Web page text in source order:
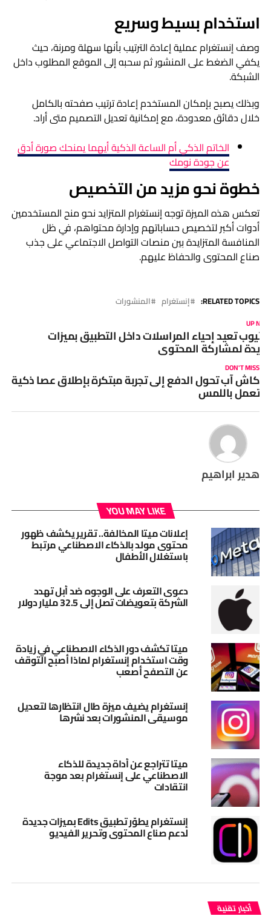
استخدام بسيط وسريع
وصف إنستغرام عملية إعادة الترتيب بأنها سهلة ومرنة، حيث
يكفي الضغط على المنشور ثم سحبه إلى الموقع المطلوب داخل
الشبكة.
وبذلك يصبح بإمكان المستخدم إعادة ترتيب صفحته بالكامل
خلال دقائق معدودة، مع إمكانية تعديل التصميم متى أراد.
الخاتم الذكي أم الساعة الذكية أيهما يمنحك صورة أدق
عن جودة نومك
خطوة نحو مزيد من التخصيص
تعكس هذه الميزة توجه إنستغرام المتزايد نحو منح المستخدمين
أدوات أكبر لتخصيص حساباتهم وإدارة محتواهم، في ظل
المنافسة المتزايدة بين منصات التواصل الاجتماعي على جذب
صناع المحتوى والحفاظ عليهم.
RELATED TOPICS: إنستغرام المنشورات
UP
تعيد إحياء المراسلات داخل التطبيق بميزات
لمشاركة المحتوى
DON'T MISS
كاش آب تحول الدفع إلى تجربة مبتكرة بإطلاق عصا ذكية
تعمل باللمس
هدير ابراهيم
YOU MAY LIKE
إعلانات ميتا المخالفة.. تقرير يكشف ظهور
محتوى مولد بالذكاء الاصطناعي مرتبط
باستغلال الأطفال
دعوى التعرف على الوجوه ضد أبل تهدد
الشركة بتعويضات تصل إلى 32.5 مليار دولار
ميتا تكشف دور الذكاء الاصطناعي في زيادة
وقت استخدام إنستغرام لماذا أصبح التوقف
عن التصفح أصعب
إنستغرام يضيف ميزة طال انتظارها لتعديل
موسيقى المنشورات بعد نشرها
ميتا تتراجع عن أداة جديدة للذكاء
الاصطناعي على إنستغرام بعد موجة
انتقادات
إنستغرام يطوّر تطبيق Edits بميزات جديدة
لدعم صناع المحتوى وتحرير الفيديو
أخبار تقنية